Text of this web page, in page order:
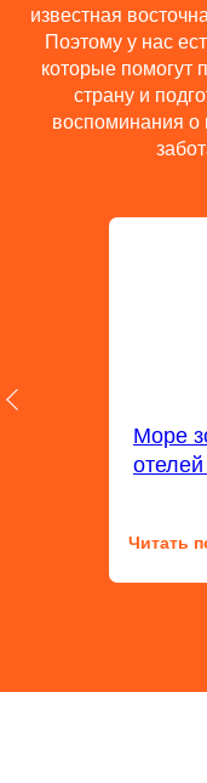
известная
Поэтому у нас
которые помогут
страну и
воспоминания о
Море
Читать